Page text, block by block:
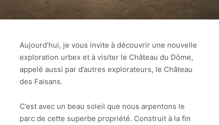
Aujourd’hui, je vous invite à découvrir une nouvelle
exploration urbex et à visiter le Château du Dôme,
appelé aussi par d’autres explorateurs, le Château
des Faisans.
C’est avec un beau soleil que nous arpentons le
parc de cette superbe propriété. Construit à la fin